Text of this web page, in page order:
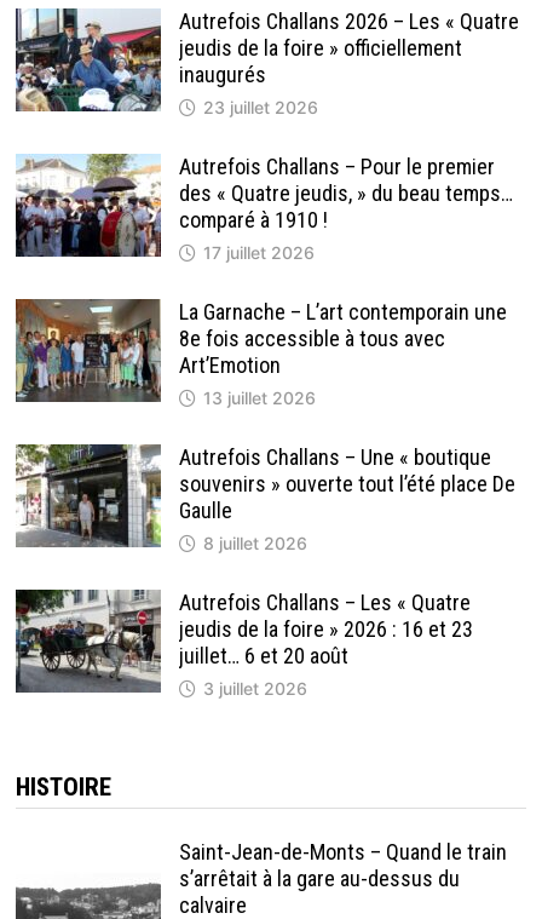
Autrefois Challans 2026 – Les « Quatre
jeudis de la foire » officiellement
inaugurés
23 juillet 2026
Autrefois Challans – Pour le premier
des « Quatre jeudis, » du beau temps…
comparé à 1910 !
17 juillet 2026
La Garnache – L’art contemporain une
8e fois accessible à tous avec
Art’Emotion
13 juillet 2026
Autrefois Challans – Une « boutique
souvenirs » ouverte tout l’été place De
Gaulle
8 juillet 2026
Autrefois Challans – Les « Quatre
jeudis de la foire » 2026 : 16 et 23
juillet… 6 et 20 août
3 juillet 2026
HISTOIRE
Saint-Jean-de-Monts – Quand le train
s’arrêtait à la gare au-dessus du
calvaire